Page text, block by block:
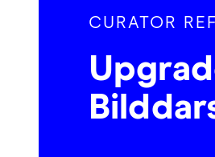
CURATOR